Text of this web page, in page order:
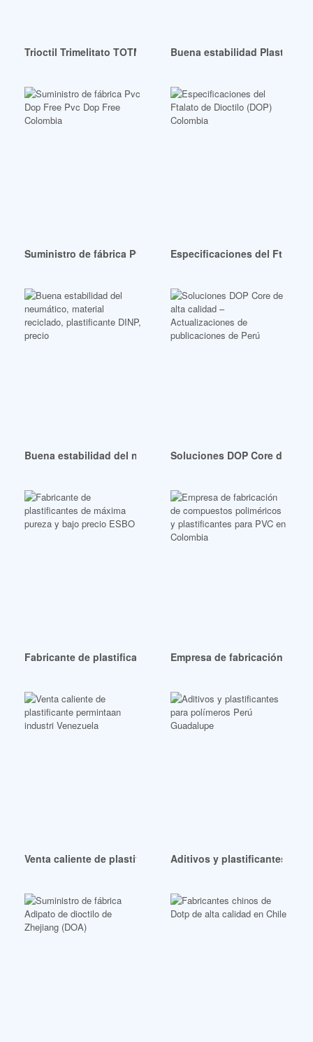
Trioctil Trimelitato TOTM totm PerúBuena estabilidad
Suministro de fábrica Pvc Dop Free Pvc Dop Free Colombia
Especificaciones del Ftalato
Buena estabilidad del neumático, material reciclado,
Soluciones DOP Core de
Fabricante de plastificantes de máxima pureza y bajo precio
Empresa de fabricación de
Venta caliente de plastificante permintaan industri
Aditivos y plastificantes